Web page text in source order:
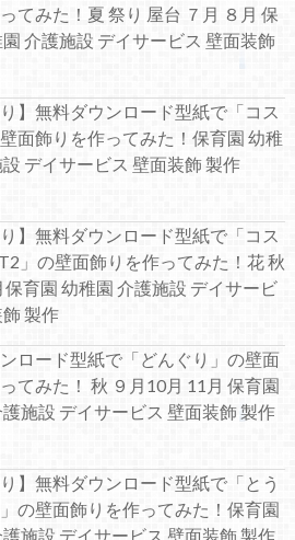
てみた！夏 祭り 屋台 ７月 ８月 保
介護施設 デイサービス 壁面装飾
り】無料ダウンロード型紙で「コス
面飾りを作ってみた！保育園 幼稚
デイサービス 壁面装飾 製作
り】無料ダウンロード型紙で「コス
」の壁面飾りを作ってみた！花 秋
保育園 幼稚園 介護施設 デイサービ
製作
ロード型紙で「どんぐり」の壁面
てみた！ 秋 ９月10月 11月 保育園
施設 デイサービス 壁面装飾 製作
り】無料ダウンロード型紙で「とう
の壁面飾りを作ってみた！保育園
施設 デイサービス 壁面装飾 製作